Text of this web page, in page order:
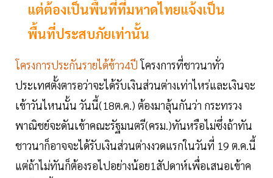
แต่ต้องเป็นพื้นที่ที่มหาดไทยแจ้งเป็น
พื้นที่ประสบภัยเท่านั้น
โครงการประกันรายได้ข้าว4ปีโครงการที่ชาวนาทั่ว
ประเทศตั้งตารอว่าจะได้รับเงินส่วนต่างเท่าไหร่และเงินจะ
เข้าวันไหนนั้น วันนี้(18ต.ค.) ต้องมาลุ้นกันว่า กระทรวง
พาณิชย์จะดันเข้าคณะรัฐมนตรี(ครม.)ทันหรือไม่ซึ่งถ้าทัน
ชาวนาก็อาจจะได้รับเงินส่วนต่างงวดแรกในวันที่ 19 ต.ค.นี้
แต่ถ้าไม่ทันก็ต้องรอไปอย่างน้อย1สัปดาห์เพื่อเสนอเข้าค